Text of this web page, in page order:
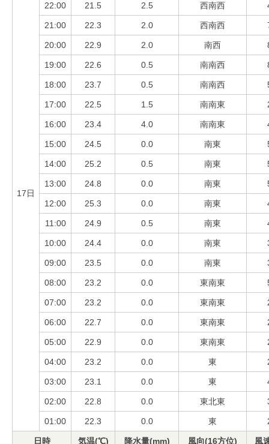
17日
22:00 21.5 2.5 西南西
21:00 22.3 2.0 西南西
20:00 22.9 2.0 南西
19:00 22.6 0.5 南南西
18:00 23.7 0.5 南南西
17:00 22.5 1.5 南南東
16:00 23.4 4.0 南南東
15:00 24.5 0.0 南東
14:00 25.2 0.5 南東
13:00 24.8 0.0 南東
12:00 25.3 0.0 南東
11:00 24.9 0.5 南東
10:00 24.4 0.0 南東
09:00 23.5 0.0 南東
08:00 23.2 0.0 東南東
07:00 23.2 0.0 東南東
06:00 22.7 0.0 東南東
05:00 22.9 0.0 東南東
04:00 23.2 0.0 東
03:00 23.1 0.0 東
02:00 22.8 0.0 東北東
01:00 22.3 0.0 東
日時 気温(℃) 降水量(mm) 風向(16方位) 風